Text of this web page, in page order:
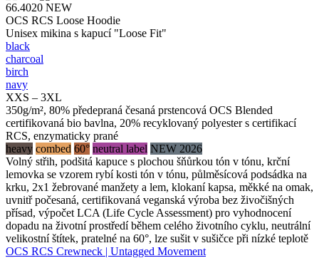
66.4020 NEW
OCS RCS Loose Hoodie
Unisex mikina s kapucí "Loose Fit"
black
charcoal
birch
navy
XXS – 3XL
350g/m², 80% předepraná česaná prstencová OCS Blended
certifikovaná bio bavlna, 20% recyklovaný polyester s certifikací
RCS, enzymaticky prané
heavy combed 60° neutral label NEW 2026
Volný střih, podšitá kapuce s plochou šňůrkou tón v tónu, krční
lemovka se vzorem rybí kosti tón v tónu, půlměsícová podsádka na
krku, 2x1 žebrované manžety a lem, klokaní kapsa, měkké na omak,
uvnitř počesaná, certifikovaná veganská výroba bez živočišných
přísad, výpočet LCA (Life Cycle Assessment) pro vyhodnocení
dopadu na životní prostředí během celého životního cyklu, neutrální
velikostní štítek, pratelné na 60°, lze sušit v sušičce při nízké teplotě
OCS RCS Crewneck | Untagged Movement